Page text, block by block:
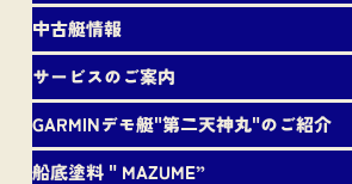
中古艇情報
サービスのご案内
GARMINデモ艇"第二天神丸"のご紹介
船底塗料＂MAZUME”